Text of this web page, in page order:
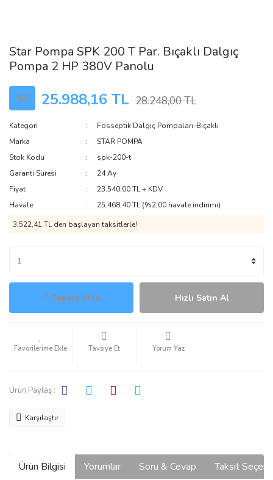
Star Pompa SPK 200 T Par. Bıçaklı Dalgıç
Pompa 2 HP 380V Panolu
%8 25.988,16 TL 28.248,00 TL
Kategori
Fosseptik Dalgıç Pompaları-Bıçaklı
Marka
STAR POMPA
Stok Kodu
spk-200-t
Garanti Süresi
24 Ay
Fiyat
23.540,00 TL + KDV
Havale
25.468,40 TL (%2,00 havale indirimi)
3.522,41 TL den başlayan taksitlerle!
Sepete Ekle Hızlı Satın Al
Tavsiye Et Yorum Yaz
Ürün Paylaş :
Karşılaştır
Ürün Bilgisi Yorumlar Soru & Cevap Taksit